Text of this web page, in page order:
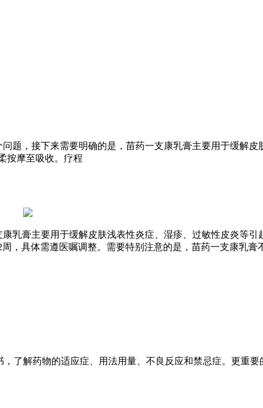
题，接下来需要明确的是，苗药一支康乳膏主要用于缓解皮
按摩至吸收。疗程
乳膏主要用于缓解皮肤浅表性炎症、湿疹、过敏性皮炎等
，具体需遵医嘱调整。需要特别注意的是，苗药一支康乳
了解药物的适应症、用法用量、不良反应和禁忌症。更重